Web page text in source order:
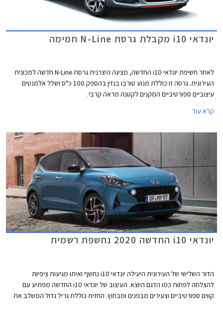
יונדאי i10 מקבלת גרסת N-Line חמימה
לאחר חשיפת יונדאי i10 החדשה, מציגה היצרנית גרסת N-Line חדשה למכונית
העירונית. גרסה זו כוללת מנוע טורבו בנזין בהספק 100 כ"ס ושלל אלמנטים
עיצוביים ספורטיביים המקנים לקטנה מראה קרבי.
קרא עוד
יונדאי i10 החדשה 2020 נחשפת רשמית
הדור השלישי של העירונית היעילה יונדאי i10 נחשף ואיתו מגיעות ציפיות
להצלחה לפחות כמו הדגם היוצא. העיצוב של יונדאי i10 החדשה מפתיע עם
קווים ספורטיביים וצעירים מבפנים ומבחוץ. החזית כוללת גריל גדול המשלב את